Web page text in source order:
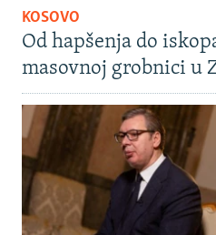
KOSOVO
Od hapšenja do
masovnoj grobnici u